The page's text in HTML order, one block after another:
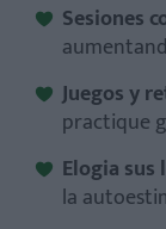
Sesiones
Juegos y
practique
Elogia sus
la